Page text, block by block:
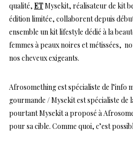
qualité, ETMysekit, réalisateur de kit
édition limitée, collaborent depuis
ensemble un kit lifestyle dédié à la
femmes à peaux noires et métissées,
nos cheveux exigeants.
Afrosomething est spécialiste de l’info
gourmande / Mysekit est spécialiste de
pourtant Mysekit a proposé à
pour sa cible. Comme quoi, c’est